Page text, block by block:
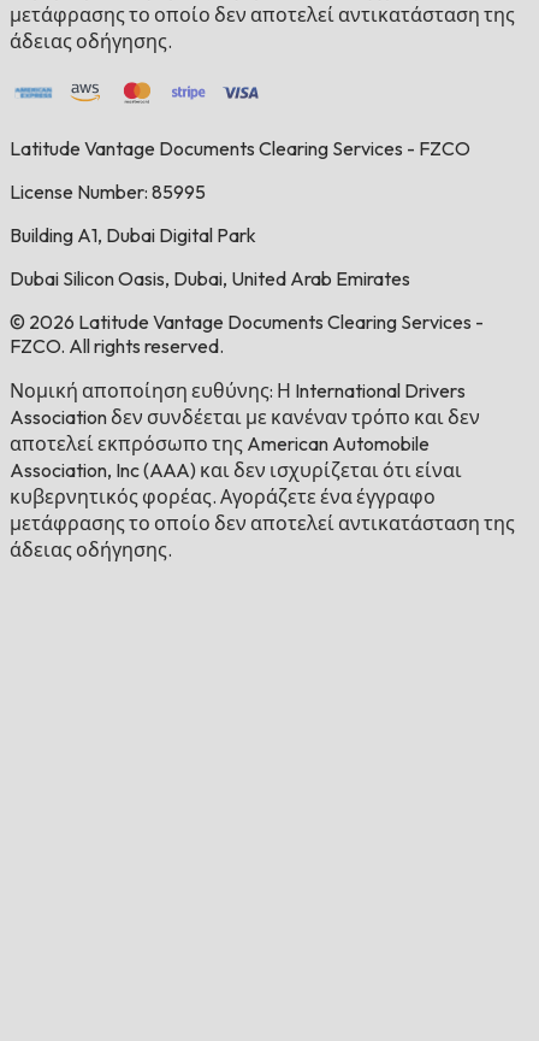
μετάφρασης το οποίο δεν αποτελεί αντικατάσταση της
άδειας οδήγησης.
Latitude Vantage Documents Clearing Services - FZCO
License Number: 85995
Building A1, Dubai Digital Park
Dubai Silicon Oasis, Dubai, United Arab Emirates
© 2026 Latitude Vantage Documents Clearing Services -
FZCO. All rights reserved.
Νομική αποποίηση ευθύνης: Η International Drivers
Association δεν συνδέεται με κανέναν τρόπο και δεν
αποτελεί εκπρόσωπο της American Automobile
Association, Inc (AAA) και δεν ισχυρίζεται ότι είναι
κυβερνητικός φορέας. Αγοράζετε ένα έγγραφο
μετάφρασης το οποίο δεν αποτελεί αντικατάσταση της
άδειας οδήγησης.